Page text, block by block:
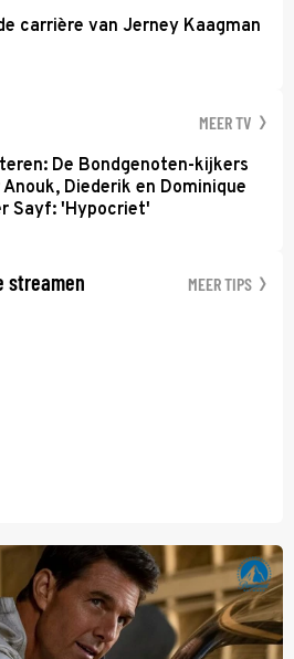
carrière van Jerney Kaagman
MEER TV
De Bondgenoten-kijkers
Diederik en Dominique
Sayf: 'Hypocriet'
streamen MEER TIPS